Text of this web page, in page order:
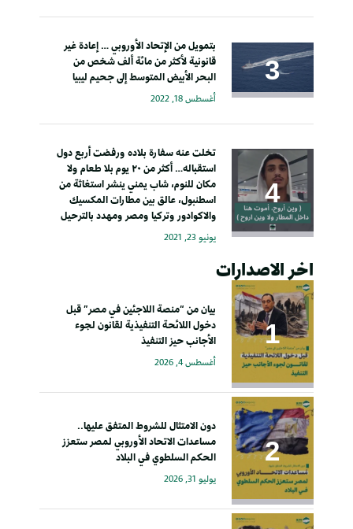
بتمويل من الإتحاد الأوروبي … إعادة غير
قانونية لأكثر من مائة ألف شخص من
البحر الأبيض المتوسط إلى جحيم ليبيا
أغسطس 18, 2022
تخلت عنه سفارة بلاده ورفضت أربع دول
استقباله… أكثر من ٢٠ يوم بلا طعام ولا
مكان للنوم، شاب يمني ينشر استغاثة من
اسطنبول، عالق بين مطارات المكسيك
والاكوادور وتركيا ومصر ومهدد بالترحيل
يونيو 23, 2021
اخر الاصدارات
بيان من “منصة اللاجئين في مصر” قبل
دخول اللائحة التنفيذية لقانون لجوء
الأجانب حيز التنفيذ
أغسطس 4, 2026
دون الامتثال للشروط المتفق عليها..
مساعدات الاتحاد الأوروبي لمصر ستعزز
الحكم السلطوي في البلاد
يوليو 31, 2026